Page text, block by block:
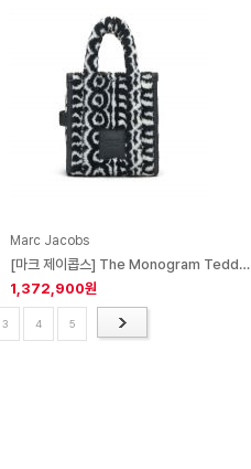
Marc Jacobs
[마크 제이콥스] The Monogram Teddy Medium Tote Bag Black
1,372,900원
3 4 5